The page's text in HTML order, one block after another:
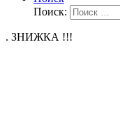
Поиск:
. ЗНИЖКА !!!